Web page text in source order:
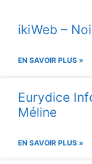
ikiWeb –
EN SAVOIR PLUS »
Eurydice
Méline
EN SAVOIR PLUS »